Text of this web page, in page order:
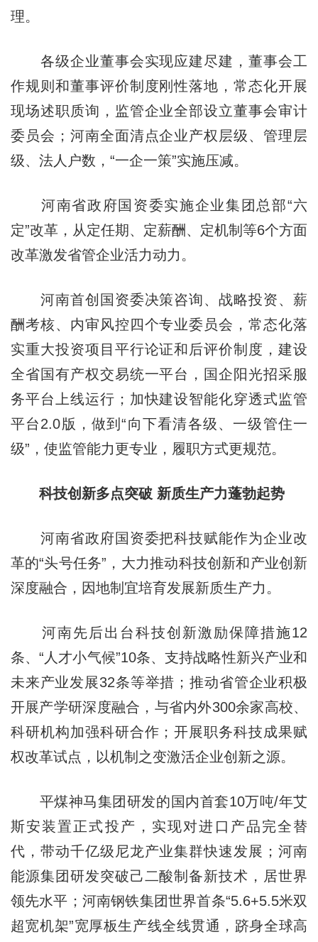
理。
各级企业董事会实现应建尽建，董事会工
作规则和董事评价制度刚性落地，常态化开展
现场述职质询，监管企业全部设立董事会审计
委员会；河南全面清点企业产权层级、管理层
级、法人户数，“一企一策”实施压减。
河南省政府国资委实施企业集团总部“六
定”改革，从定任期、定薪酬、定机制等6个方面
改革激发省管企业活力动力。
河南首创国资委决策咨询、战略投资、薪
酬考核、内审风控四个专业委员会，常态化落
实重大投资项目平行论证和后评价制度，建设
全省国有产权交易统一平台，国企阳光招采服
务平台上线运行；加快建设智能化穿透式监管
平台2.0版，做到“向下看清各级、一级管住一
级”，使监管能力更专业，履职方式更规范。
科技创新多点突破 新质生产力蓬勃起势
河南省政府国资委把科技赋能作为企业改
革的“头号任务”，大力推动科技创新和产业创新
深度融合，因地制宜培育发展新质生产力。
河南先后出台科技创新激励保障措施12
条、“人才小气候”10条、支持战略性新兴产业和
未来产业发展32条等举措；推动省管企业积极
开展产学研深度融合，与省内外300余家高校、
科研机构加强科研合作；开展职务科技成果赋
权改革试点，以机制之变激活企业创新之源。
平煤神马集团研发的国内首套10万吨/年艾
斯安装置正式投产，实现对进口产品完全替
代，带动千亿级尼龙产业集群快速发展；河南
能源集团研发突破己二酸制备新技术，居世界
领先水平；河南钢铁集团世界首条“5.6+5.5米双
超宽机架”宽厚板生产线全线贯通，跻身全球高